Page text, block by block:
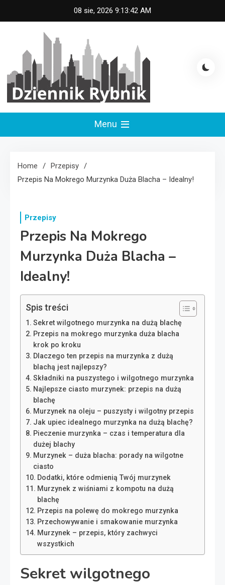
to
08 sie, 2026 9:13:43 AM
Dziennik Rybnik
Menu
Home
Przepisy
Przepis Na Mokrego Murzynka Duża Blacha – Idealny!
Przepisy
Przepis Na Mokrego
Murzynka Duża Blacha –
Idealny!
Spis treści
Sekret wilgotnego murzynka na dużą blachę
Przepis na mokrego murzynka duża blacha
krok po kroku
Dlaczego ten przepis na murzynka z dużą
blachą jest najlepszy?
Składniki na puszystego i wilgotnego murzynka
Najlepsze ciasto murzynek: przepis na dużą
blachę
Murzynek na oleju – puszysty i wilgotny przepis
Jak upiec idealnego murzynka na dużą blachę?
Pieczenie murzynka – czas i temperatura dla
dużej blachy
Murzynek – duża blacha: porady na wilgotne
ciasto
Dodatki, które odmienią Twój murzynek
Murzynek z wiśniami z kompotu na dużą
blachę
Przepis na polewę do mokrego murzynka
Przechowywanie i smakowanie murzynka
Murzynek – przepis, który zachwyci
wszystkich
Sekret wilgotnego